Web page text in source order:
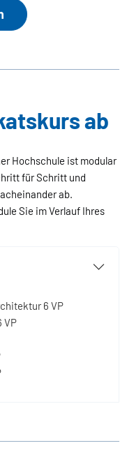
ab
Hochschule ist modular
für Schritt und
ab.
Sie im Verlauf Ihres
6 VP
VP